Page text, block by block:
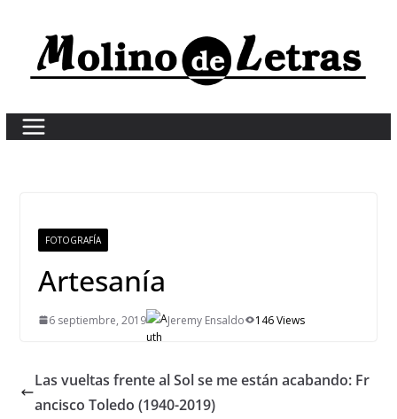
content
FOTOGRAFÍA
Artesanía
6 septiembre, 2019 Jeremy Ensaldo 146 Views
Las vueltas frente al Sol se me están acabando: Fr
ancisco Toledo (1940-2019)